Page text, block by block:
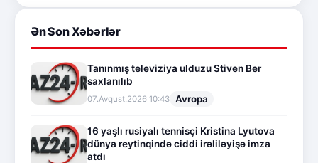
Ən Son Xəbərlər
Tanınmış televiziya ulduzu Stiven Ber
saxlanılıb
07.Avqust.2026 10:43 Avropa
16 yaşlı rusiyalı tennisçi Kristina Lyutova
dünya reytinqində ciddi irəliləyişə imza
atdı